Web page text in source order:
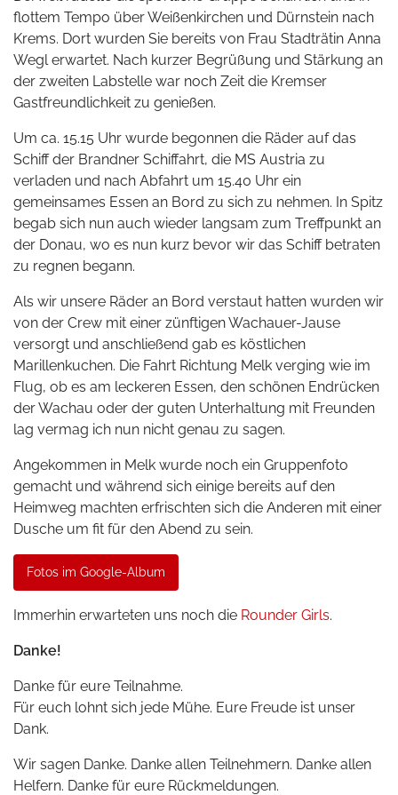
flottem Tempo über Weißenkirchen und Dürnstein nach
Krems. Dort wurden Sie bereits von Frau Stadträtin Anna
Wegl erwartet. Nach kurzer Begrüßung und Stärkung an
der zweiten Labstelle war noch Zeit die Kremser
Gastfreundlichkeit zu genießen.
Um ca. 15.15 Uhr wurde begonnen die Räder auf das
Schiff der Brandner Schiffahrt, die MS Austria zu
verladen und nach Abfahrt um 15.40 Uhr ein
gemeinsames Essen an Bord zu sich zu nehmen. In Spitz
begab sich nun auch wieder langsam zum Treffpunkt an
der Donau, wo es nun kurz bevor wir das Schiff betraten
zu regnen begann.
Als wir unsere Räder an Bord verstaut hatten wurden wir
von der Crew mit einer zünftigen Wachauer-Jause
versorgt und anschließend gab es köstlichen
Marillenkuchen. Die Fahrt Richtung Melk verging wie im
Flug, ob es am leckeren Essen, den schönen Endrücken
der Wachau oder der guten Unterhaltung mit Freunden
lag vermag ich nun nicht genau zu sagen.
Angekommen in Melk wurde noch ein Gruppenfoto
gemacht und während sich einige bereits auf den
Heimweg machten erfrischten sich die Anderen mit einer
Dusche um fit für den Abend zu sein.
Fotos im Google-Album
Immerhin erwarteten uns noch die Rounder Girls.
Danke!
Danke für eure Teilnahme.
Für euch lohnt sich jede Mühe. Eure Freude ist unser
Dank.
Wir sagen Danke. Danke allen Teilnehmern. Danke allen
Helfern. Danke für eure Rückmeldungen.